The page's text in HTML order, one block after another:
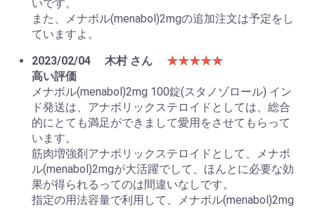
いです。
また、メナボル(menabol)2mgの追加注文は予定をし
ていますよ。
2023/02/04
木村 さん
★★★★★
高い評価
メナボル(menabol)2mg 100錠(スタノゾロール) イン
ド発送は、アナボリックステロイドとしては、総合
的にとても満足ができまして愛用をさせてもらって
います。
筋肉増強剤アナボリックステロイドとして、メナボ
ル(menabol)2mgが大活躍でして、ほんとに必要な効
果が得られるってのは間違いなしです。
指定の用法容量で利用して、メナボル(menabol)2mg